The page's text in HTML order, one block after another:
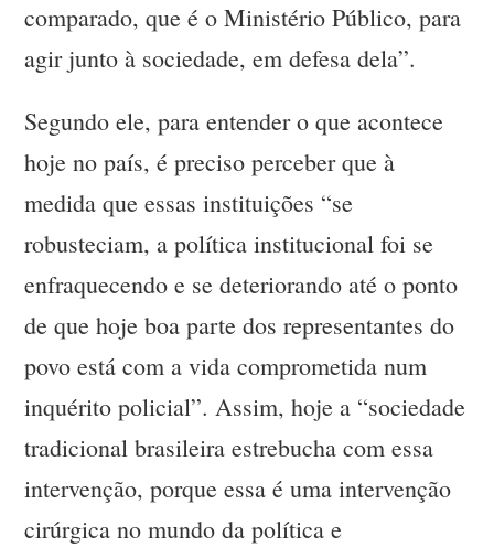
comparado, que é o Ministério Público, para
agir junto à sociedade, em defesa dela”.
Segundo ele, para entender o que acontece
hoje no país, é preciso perceber que à
medida que essas instituições “se
robusteciam, a política institucional foi se
enfraquecendo e se deteriorando até o ponto
de que hoje boa parte dos representantes do
povo está com a vida comprometida num
inquérito policial”. Assim, hoje a “sociedade
tradicional brasileira estrebucha com essa
intervenção, porque essa é uma intervenção
cirúrgica no mundo da política e